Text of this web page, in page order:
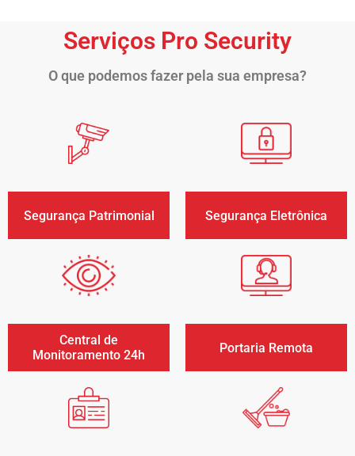
Serviços Pro Security
O que podemos fazer pela sua empresa?
Segurança Patrimonial Segurança Eletrônica
Central de
Monitoramento 24h
Portaria Remota